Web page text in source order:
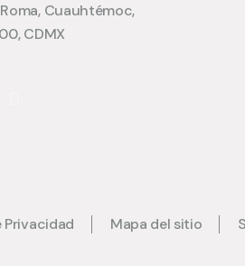
Cuauhtémoc,
CDMX
Privacidad Mapa del sitio